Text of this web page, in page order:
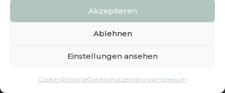
Akzeptieren
Ablehnen
Einstellungen ansehen
Cookie-RichtlinieDatenschutzerklärungImpressum
Newsletter
Wandelpioniere